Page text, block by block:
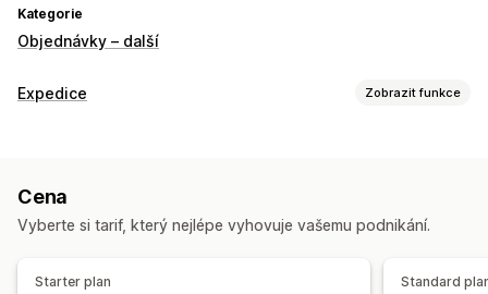
Kategorie
Objednávky – další
Expedice Zobrazit funkce
Vychystávací seznamy
Cena
Vyberte si tarif, který nejlépe vyhovuje vašemu podnikání.
Starter plan Standard